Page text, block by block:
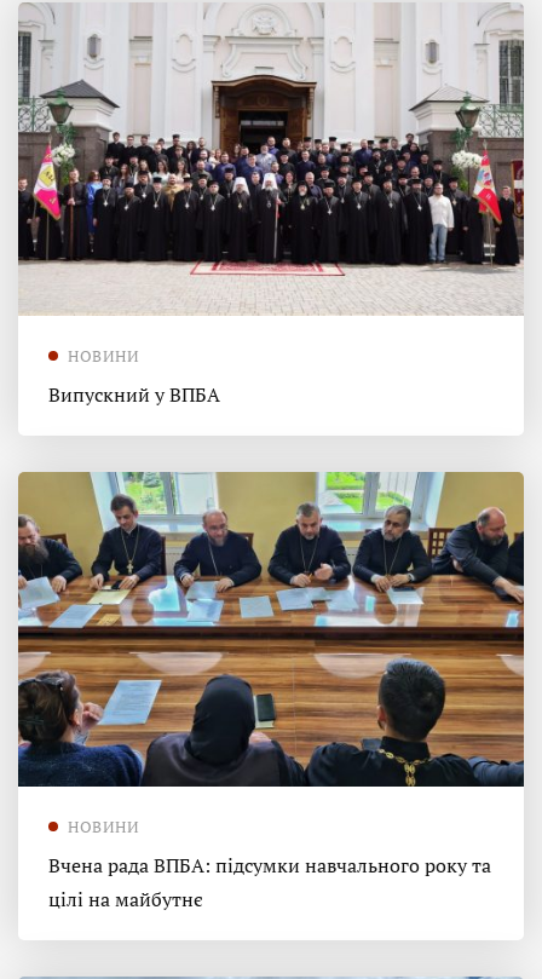
НОВИНИ
Випускний у ВПБА
НОВИНИ
Вчена рада ВПБА: підсумки навчального року та
цілі на майбутнє